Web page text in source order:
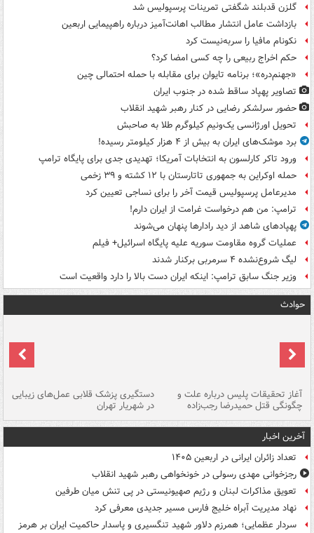
گلزن قدبلند شگفتی تمرینات پرسپولیس شد
بازداشت عامل انتشار مطالب اهانت‌آمیز درباره راهپیمایی اربعین
نکونام مافیا را سربه‌نیست کرد
حکم اخراج ربیعی را چه کسی امضا کرد؟
«جهنم‌دره»؛ برنامه تایوان برای مقابله با حمله احتمالی چین
تصاویر پهپاد ساقط شده در جنوب ایران
حضور سرلشکر رضایی در کنار رهبر شهید انقلاب
تحویل اورژانسی یک‌ونیم کیلوگرم طلا به صاحبش
برد موشک‌های ایران به بیش از ۴ هزار کیلومتر رسیده!
ورود تاکر کارلسون به انتخابات آمریکا؛ تهدیدی جدی برای پایگاه ترامپ
حمله اوکراین به جمهوری تاتارستان با ۱۲ کشته و ۳۹ زخمی
مدیرعامل پرسپولیس قیمت آخر را برای نساجی تعیین کرد
ترامپ: من هم درخواست غرامت از ایران دارم!
پهپادهای شاهد از دید رادارها پنهان می‌شوند
عملیات گروه مقاومت سوریه علیه پایگاه اسرائیل+ فیلم
لیگ شروع‌نشده ۴ سرمربی برکنار شدند
وزیر جنگ سابق ترامپ: اینکه ایران دست بالا را دارد واقعیت است
حوادث
آغاز تحقیقات پلیس درباره علت و
چگونگی قتل حمیدرضا رجب‌زاده
دستگیری پزشک قلابی عمل‌های زیبایی
در شهریار تهران
آخرین اخبار
تعداد زائران ایرانی در اربعین ۱۴۰۵
رجزخوانی مهدی رسولی در خونخواهی رهبر شهید انقلاب
تعویق مذاکرات لبنان و رژیم صهیونیستی در پی تنش میان طرفین
نهاد مدیریت آبراه خلیج فارس مسیر جدیدی معرفی کرد
سردار عظمایی؛ همرزم دلاور شهید تنگسیری و پاسدار حاکمیت ایران بر هرمز